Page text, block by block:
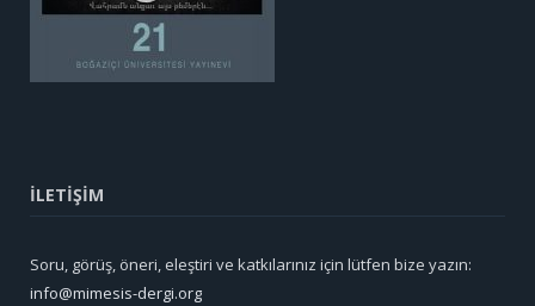
İLETİŞİM
Soru, görüş, öneri, eleştiri ve katkılarınız için lütfen bize yazın:
info@mimesis-dergi.org